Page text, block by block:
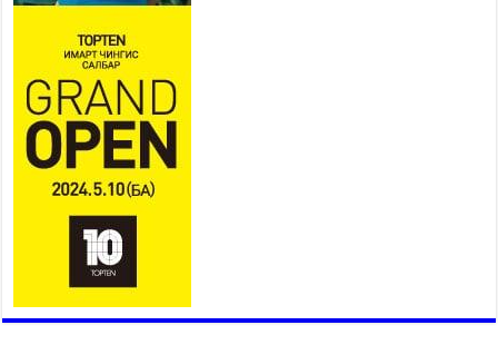
“Жил бүрийн өвөл, жил бүрийн ижил асуудал”
2026 оны 7 сар 20 / 11 цаг 16 минут
Б.Пүрэвдагва: Нийслэлд хийх бүх замыг ус
зайлуулах хоолойтой, явган хүний болон дугуйн
замтай байлгах стандарт мөрдөнө
2026 оны 7 сар 20 / 9 цаг 24 минут
Б.Пүрэвдагва: Хотын төвөөс Бэлх, Сэлх
боломжтой боллоо
2026 оны 7 сар 20 / 9 цаг 20 минут
Хан-Уул дүүрэг, Чингисийн өргөн чөлөөний ус
зайлуулах шугам хоолойн ажил 80 хувьтай
үргэлжилж байна